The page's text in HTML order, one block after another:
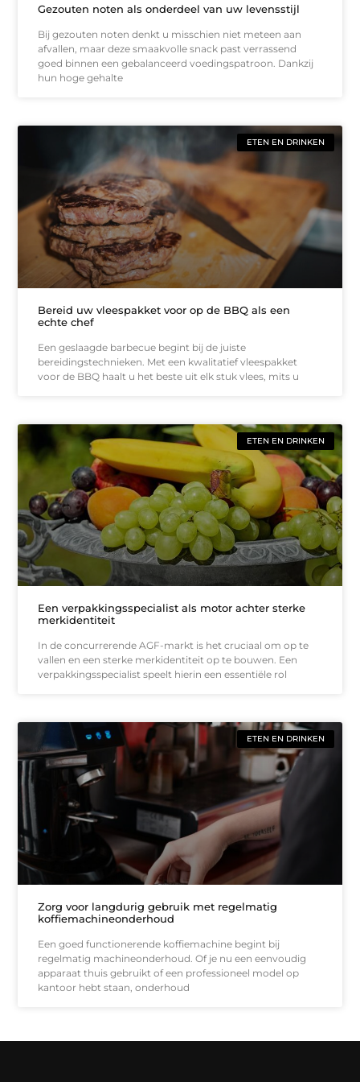
Gezouten noten als onderdeel van uw levensstijl
Bij gezouten noten denkt u misschien niet meteen aan
afvallen, maar deze smaakvolle snack past verrassend
goed binnen een gebalanceerd voedingspatroon. Dankzij
hun hoge gehalte
ETEN EN DRINKEN
Bereid uw vleespakket voor op de BBQ als een
echte chef
Een geslaagde barbecue begint bij de juiste
bereidingstechnieken. Met een kwalitatief vleespakket
voor de BBQ haalt u het beste uit elk stuk vlees, mits u
ETEN EN DRINKEN
Een verpakkingsspecialist als motor achter sterke
merkidentiteit
In de concurrerende AGF-markt is het cruciaal om op te
vallen en een sterke merkidentiteit op te bouwen. Een
verpakkingsspecialist speelt hierin een essentiële rol
ETEN EN DRINKEN
Zorg voor langdurig gebruik met regelmatig
koffiemachineonderhoud
Een goed functionerende koffiemachine begint bij
regelmatig machineonderhoud. Of je nu een eenvoudig
apparaat thuis gebruikt of een professioneel model op
kantoor hebt staan, onderhoud